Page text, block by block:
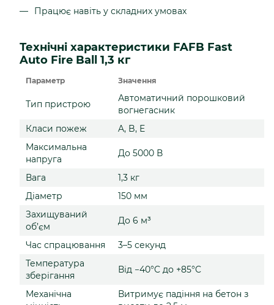
Працює навіть у складних умовах
Технічні характеристики FAFB Fast
Auto Fire Ball 1,3 кг
Параметр Значення
Тип пристрою
Автоматичний порошковий
вогнегасник
Класи пожеж
A, B, E
Максимальна
напруга
До 5000 В
Вага
1,3 кг
Діаметр
150 мм
Захищуваний
об’єм
До 6 м³
Час спрацювання
3–5 секунд
Температура
зберігання
Від −40°C до +85°C
Механічна
Витримує падіння на бетон з